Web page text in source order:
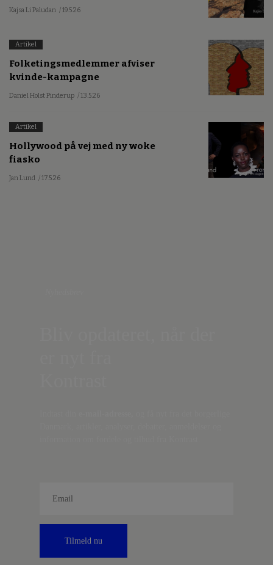
Kajsa Li Paludan / 19.5.26
Artikel
Folketingsmedlemmer afviser
kvinde-kampagne
Daniel Holst Pinderup / 13.5.26
Artikel
Hollywood på vej med ny woke
fiasko
Jan Lund / 17.5.26
Tilmeld nu